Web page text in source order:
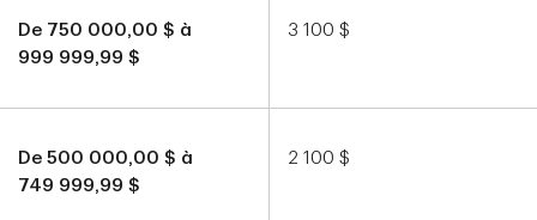
De 750 000,00 $ à
999 999,99 $
3 100 $
De 500 000,00 $ à
749 999,99 $
2 100 $